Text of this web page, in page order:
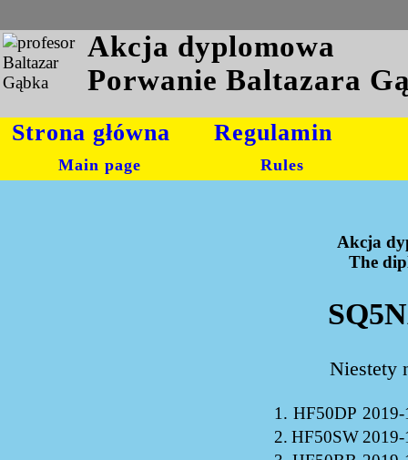
Akcja dyplomowa
Porwanie Baltazara
Strona główna
Main page
Regulamin
Rules
Akcja
The
Niestety
1. HF50DP
2. HF50SW